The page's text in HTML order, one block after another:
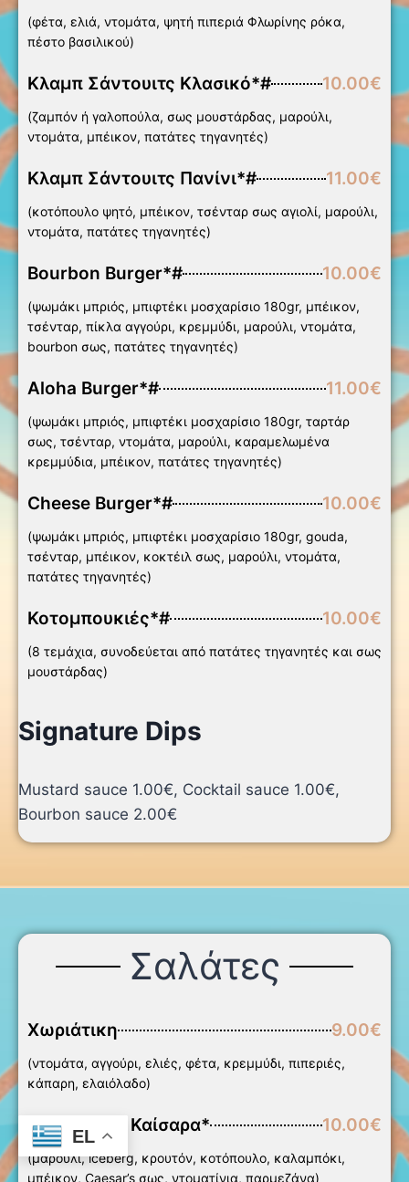
(φέτα, ελιά, ντομάτα, ψητή πιπεριά Φλωρίνης ρόκα,
πέστο βασιλικού)
Κλαμπ Σάντουιτς Κλασικό*# 10.00€
(ζαμπόν ή γαλοπούλα, σως μουστάρδας, μαρούλι,
ντομάτα, μπέικον, πατάτες τηγανητές)
Κλαμπ Σάντουιτς Πανίνι*# 11.00€
(κοτόπουλο ψητό, μπέικον, τσένταρ σως αγιολί, μαρούλι,
ντομάτα, πατάτες τηγανητές)
Bourbon Burger*# 10.00€
(ψωμάκι μπριός, μπιφτέκι μοσχαρίσιο 180gr, μπέικον,
τσένταρ, πίκλα αγγούρι, κρεμμύδι, μαρούλι, ντομάτα,
bourbon σως, πατάτες τηγανητές)
Aloha Burger*# 11.00€
(ψωμάκι μπριός, μπιφτέκι μοσχαρίσιο 180gr, ταρτάρ
σως, τσένταρ, ντομάτα, μαρούλι, καραμελωμένα
κρεμμύδια, μπέικον, πατάτες τηγανητές)
Cheese Burger*# 10.00€
(ψωμάκι μπριός, μπιφτέκι μοσχαρίσιο 180gr, gouda,
τσένταρ, μπέικον, κοκτέιλ σως, μαρούλι, ντομάτα,
πατάτες τηγανητές)
Κοτομπουκιές*# 10.00€
(8 τεμάχια, συνοδεύεται από πατάτες τηγανητές και σως
μουστάρδας)
Signature Dips
Mustard sauce 1.00€, Cocktail sauce 1.00€,
Bourbon sauce 2.00€
Σαλάτες
Χωριάτικη 9.00€
(ντομάτα, αγγούρι, ελιές, φέτα, κρεμμύδι, πιπεριές,
κάπαρη, ελαιόλαδο)
Σαλάτα του Καίσαρα* 10.00€
(μαρούλι, iceberg, κρουτόν, κοτόπουλο, καλαμπόκι,
μπέικον, Caesar’s σως, ντοματίνια, παρμεζάνα)
EL